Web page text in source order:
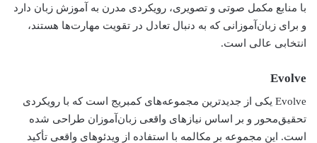
با منابع مکمل صوتی و تصویری، رویکردی مدرن به آموزش زبان دارد
و برای زبان‌آموزانی که به دنبال تعادل در تقویت مهارت‌ها هستند،
انتخابی عالی است.
Evolve
Evolve یکی از جدیدترین مجموعه‌های کمبریج است که با رویکردی
تحقیق‌محور و بر اساس نیازهای واقعی زبان‌آموزان طراحی شده
است. این مجموعه بر مکالمه با استفاده از ویدئوهای واقعی تأکید